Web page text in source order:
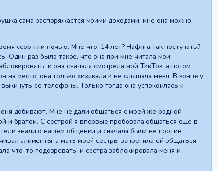
сама распоряжается моими доходами, мне она можно
ссор или ночью. Мне что, 14 лет? Нафига так поступать?
Один раз было такое, что она при мне читала мои
и она сначала смотрела мой ТикТок, а потом
на место, она только хихикала и не слышала меня. В конце у
еë телефоны. Только тогда она успокоилась и
добивают. Мне не дали общаться с моей же родной
и братом. С сестрой я впервые пробовала общаться ещё в
знали о нашем общении и сначала были не против.
алименты, а мать моей сестры запретила ей общаться
что-то подозревать, и сестра заблокировала меня и